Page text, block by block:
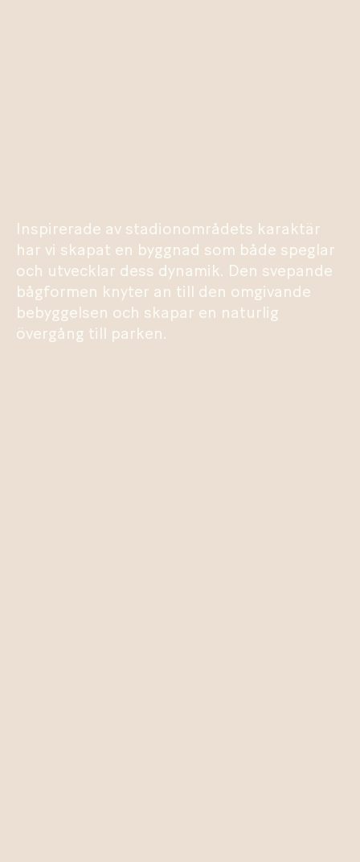
Inspirerade av stadionområdets karaktär
har vi skapat en byggnad som både speglar
och utvecklar dess dynamik. Den svepande
bågformen knyter an till den omgivande
bebyggelsen och skapar en naturlig
övergång till parken.